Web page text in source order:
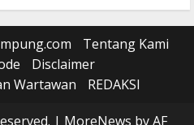
Tentang Kami
Disclaimer
Wartawan
REDAKSI
| MoreNews by AF